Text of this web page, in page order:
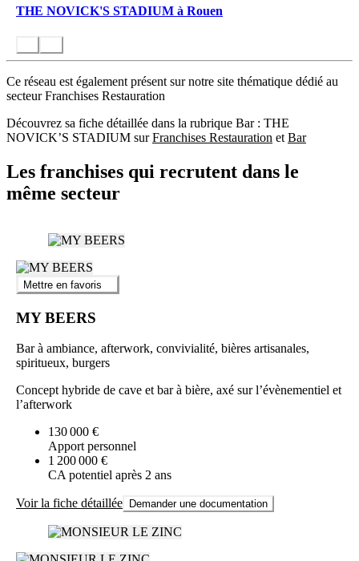
THE NOVICK'S STADIUM à Rouen
Ce réseau est également présent sur notre site thématique dédié au
secteur Franchises Restauration
Découvrez sa fiche détaillée dans la rubrique Bar : THE
NOVICK’S STADIUM surFranchises Restauration et Bar
Les franchises qui recrutent dans le
même secteur
Mettre en favoris
MY BEERS
Bar à ambiance, afterwork, convivialité, bières artisanales,
spiritueux, burgers
Concept hybride de cave et bar à bière, axé sur l’évènementiel et
l’afterwork
130 000 €
Apport personnel
1 200 000 €
CA potentiel après 2 ans
Voir la fiche détaillée Demander une documentation